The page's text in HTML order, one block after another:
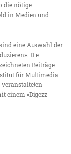
die nötige
in Medien und
eine Auswahl der
Die
Beiträge
für Multimedia
veranstalteten
einem «Digezz-